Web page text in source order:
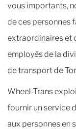
vous importants,
de ces personnes
extraordinaires et
employés de la
de transport de
Wheel-Trans
fournir un service
aux personnes en